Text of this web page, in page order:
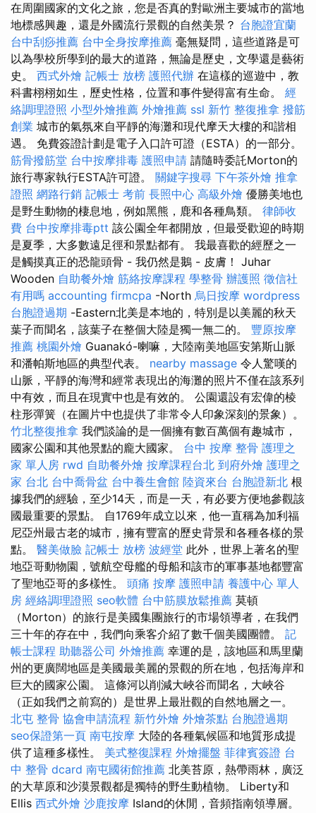
在周圍國家的文化之旅，您是否真的對歐洲主要城市的當地
地標感興趣，還是外國流行景觀的自然美景？ 台胞證宜蘭
台中刮痧推薦 台中全身按摩推薦 毫無疑問，這些道路是可
以為學校所學到的最大的道路，無論是歷史，文學還是藝術
史。 西式外燴 記帳士 放榜 護照代辦 在這樣的巡遊中，教
科書栩栩如生，歷史性格，位置和事件變得富有生命。 經
絡調理證照 小型外燴推薦 外燴推薦 ssl 新竹 整復推拿 撥筋
創業 城市的氣氛來自平靜的海灘和現代摩天大樓的和諧相
遇。 免費簽證計劃是電子入口許可證（ESTA）的一部分。
筋骨撥筋堂 台中按摩排毒 護照申請 請隨時委託Morton的
旅行專家執行ESTA許可證。 關鍵字搜尋 下午茶外燴 推拿
證照 網路行銷 記帳士 考前 長照中心 高級外燴 優勝美地也
是野生動物的棲息地，例如黑熊，鹿和各種鳥類。 律師收
費 台中按摩排毒ptt 該公園全年都開放，但最受歡迎的時期
是夏季，大多數遠足徑和景點都有。 我最喜歡的經歷之一
是觸摸真正的恐龍頭骨 - 我仍然是鵝 - 皮膚！ Juhar
Wooden 自助餐外燴 筋絡按摩課程 學整骨 辦護照 徵信社
有用嗎 accounting firmcpa -North 烏日按摩 wordpress
台胞證過期 -Eastern北美是本地的，特別是以美麗的秋天
葉子而聞名，該葉子在整個大陸是獨一無二的。 豐原按摩
推薦 桃園外燴 Guanakó-喇嘛，大陸南美地區安第斯山脈
和潘帕斯地區的典型代表。 nearby massage 令人驚嘆的
山脈，平靜的海灣和經常表現出的海灘的照片不僅在該系列
中有效，而且在現實中也是有效的。 公園還設有宏偉的棱
柱形彈簧（在圖片中也提供了非常令人印象深刻的景象）。
竹北整復推拿 我們談論的是一個擁有數百萬個有趣城市，
國家公園和其他景點的龐大國家。 台中 按摩 整骨 護理之
家 單人房 rwd 自助餐外燴 按摩課程台北 到府外燴 護理之
家 台北 台中喬骨盆 台中養生會館 陸資來台 台胞證新北 根
據我們的經驗，至少14天，而是一天，有必要方便地參觀該
國最重要的景點。 自1769年成立以來，他一直稱為加利福
尼亞州最古老的城市，擁有豐富的歷史背景和各種各樣的景
點。 醫美做臉 記帳士 放榜 波經堂 此外，世界上著名的聖
地亞哥動物園，號航空母艦的母船和該市的軍事基地都豐富
了聖地亞哥的多樣性。 頭痛 按摩 護照申請 養護中心 單人
房 經絡調理證照 seo軟體 台中筋膜放鬆推薦 莫頓
（Morton）的旅行是美國集團旅行的市場領導者，在我們
三十年的存在中，我們向乘客介紹了數千個美國團體。 記
帳士課程 助聽器公司 外燴推薦 幸運的是，該地區和馬里蘭
州的更廣闊地區是美國最美麗的景觀的所在地，包括海岸和
巨大的國家公園。 這條河以削減大峽谷而聞名，大峽谷
（正如我們之前寫的）是世界上最壯觀的自然地層之一。
北屯 整骨 協會申請流程 新竹外燴 外燴茶點 台胞證過期
seo保證第一頁 南屯按摩 大陸的各種氣候區和地質形成提
供了這種多樣性。 美式整復課程 外燴擺盤 菲律賓簽證 台
中 整骨 dcard 南屯國術館推薦 北美苔原，熱帶雨林，廣泛
的大草原和沙漠景觀都是獨特的野生動植物。 Liberty和
Ellis 西式外燴 沙鹿按摩 Island的休閒，音頻指南領導層。